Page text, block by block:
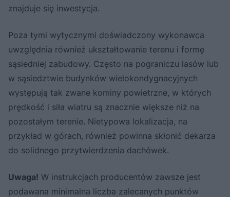
znajduje się inwestycja.
Poza tymi wytycznymi doświadczony wykonawca
uwzględnia również ukształtowanie terenu i formę
sąsiedniej zabudowy. Często na pograniczu lasów lub
w sąsiedztwie budynków wielokondygnacyjnych
występują tak zwane kominy powietrzne, w których
prędkość i siła wiatru są znacznie większe niż na
pozostałym terenie. Nietypowa lokalizacja, na
przykład w górach, również powinna skłonić dekarza
do solidnego przytwierdzenia dachówek.
Uwaga! W instrukcjach producentów zawsze jest
podawana minimalna liczba zalecanych punktów